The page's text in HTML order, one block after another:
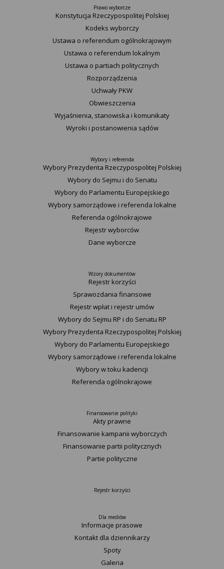
Prawo wyborcze
Konstytucja Rzeczypospolitej Polskiej​
Kodeks wyborczy
Ustawa o referendum ogólnokrajowym
Ustawa o referendum lokalnym
Ustawa o partiach politycznych
Rozporządzenia
Uchwały PKW
Obwieszczenia
Wyjaśnienia, stanowiska i komunikaty
Wyroki i postanowienia sądów
Wybory i referenda
Wybory Prezydenta Rzeczypospolitej Polskiej
Wybory do Sejmu i do Senatu
Wybory do Parlamentu Europejskiego
Wybory samorządowe i referenda lokalne
Referenda ogólnokrajowe
Rejestr wyborców
Dane wyborcze
Wzory dokumentów
Rejestr korzyści
Sprawozdania finansowe
Rejestr wpłat i rejestr umów
Wybory do Sejmu RP i do Senatu RP
Wybory Prezydenta Rzeczypospolitej Polskiej
Wybory do Parlamentu Europejskiego
Wybory samorządowe i referenda lokalne
Wybory w toku kadencji
Referenda ogólnokrajowe
Finansowanie polityki
Akty prawne
Finansowanie kampanii wyborczych
Finansowanie partii politycznych
Partie polityczne
Rejestr korzyści
Dla mediów
Informacje prasowe
Kontakt dla dziennikarzy
Spoty
Galeria